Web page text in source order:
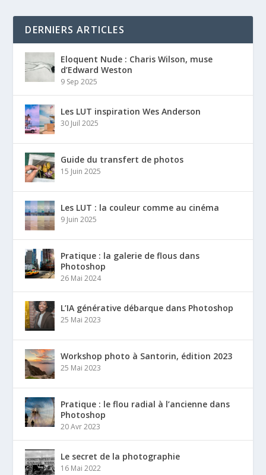
DERNIERS ARTICLES
Eloquent Nude : Charis Wilson, muse
d’Edward Weston
9 Sep 2025
Les LUT inspiration Wes Anderson
30 Juil 2025
Guide du transfert de photos
15 Juin 2025
Les LUT : la couleur comme au cinéma
9 Juin 2025
Pratique : la galerie de flous dans
Photoshop
26 Mai 2024
L’IA générative débarque dans Photoshop
25 Mai 2023
Workshop photo à Santorin, édition 2023
25 Mai 2023
Pratique : le flou radial à l’ancienne dans
Photoshop
20 Avr 2023
Le secret de la photographie
16 Mai 2022